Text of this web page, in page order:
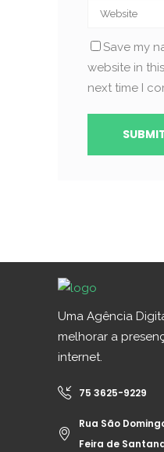
Save my
website in
next time I
Uma Agência
melhorar a
internet.
75 3625-9229
Rua São
Feira de